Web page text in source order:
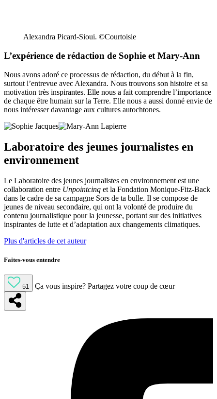
Alexandra Picard-Sioui. ©️Courtoisie
L’expérience de rédaction de Sophie et Mary-Ann
Nous avons adoré ce processus de rédaction, du début à la fin,
surtout l’entrevue avec Alexandra. Nous trouvons son histoire et sa
motivation très inspirantes. Elle nous a fait comprendre l’importance
de chaque être humain sur la Terre. Elle nous a aussi donné envie de
nous intéresser davantage aux cultures autochtones.
Laboratoire des jeunes journalistes en
environnement
Le Laboratoire des jeunes journalistes en environnement est une
collaboration entre Unpointcinq et la Fondation Monique-Fitz-Back
dans le cadre de sa campagne Sors de ta bulle. Il se compose de
jeunes de niveau secondaire, qui ont la volonté de produire du
contenu journalistique pour la jeunesse, portant sur des initiatives
inspirantes de lutte et d’adaptation aux changements climatiques.
Plus d'articles de cet auteur
Faites-vous entendre
51 Ça vous inspire? Partagez votre coup de cœur